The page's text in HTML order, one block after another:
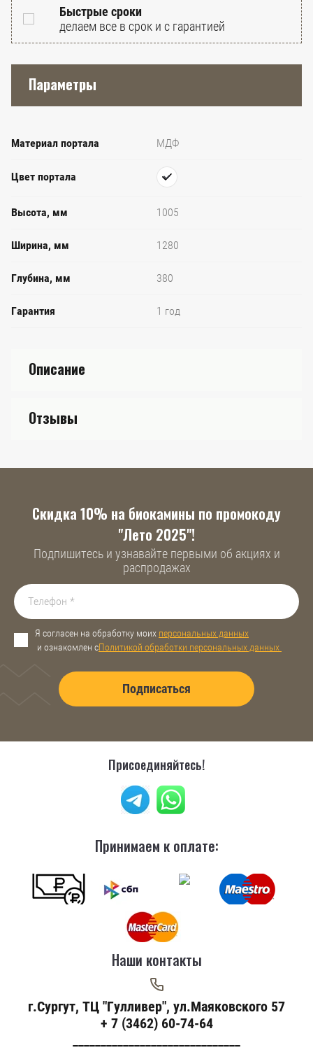
Быстрые сроки
делаем все в срок и с гарантией
Параметры
Материал портала МДФ
Цвет портала
Высота, мм 1005
Ширина, мм 1280
Глубина, мм 380
Гарантия 1 год
Описание
Отзывы
Скидка 10% на биокамины по промокоду
"Лето 2025"!
Подпишитесь и узнавайте первыми об акциях и
распродажах
Я согласен на обработку моих персональных данных
и ознакомлен сПолитикой обработки персональных данных
Подписаться
Присоединяйтесь!
Принимаем к оплате:
Наши контакты
г.Сургут, ТЦ "Гулливер", ул.Маяковского 57
+ 7 (3462) 60-74-64